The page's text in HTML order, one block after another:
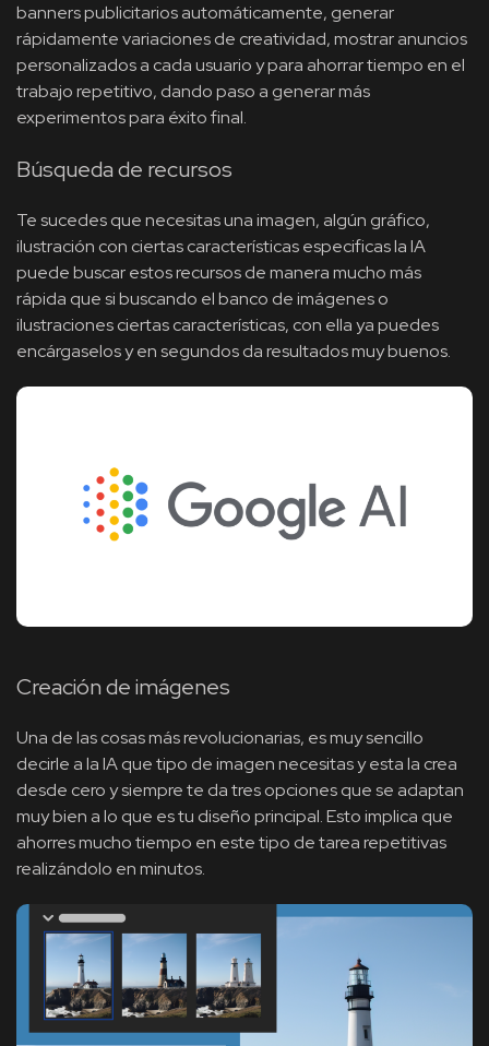
banners publicitarios automáticamente, generar
rápidamente variaciones de creatividad, mostrar anuncios
personalizados a cada usuario y para ahorrar tiempo en el
trabajo repetitivo, dando paso a generar más
experimentos para éxito final.
Búsqueda de recursos
Te sucedes que necesitas una imagen, algún gráfico,
ilustración con ciertas características especificas la IA
puede buscar estos recursos de manera mucho más
rápida que si buscando el banco de imágenes o
ilustraciones ciertas características, con ella ya puedes
encárgaselos y en segundos da resultados muy buenos.
Creación de imágenes
Una de las cosas más revolucionarias, es muy sencillo
decirle a la IA que tipo de imagen necesitas y esta la crea
desde cero y siempre te da tres opciones que se adaptan
muy bien a lo que es tu diseño principal. Esto implica que
ahorres mucho tiempo en este tipo de tarea repetitivas
realizándolo en minutos.